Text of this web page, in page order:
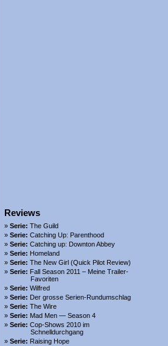
Reviews
Serie: The Guild
Serie: Catching Up: Parenthood
Serie: Catching up: Downton Abbey
Serie: Homeland
Serie: The New Girl (Quick Pilot Review)
Serie: Fall Season 2011 – Meine Trailer-
Favoriten
Serie: Wilfred
Serie: Der grosse Serien-Rundumschlag
Serie: The Wire
Serie: Mad Men — Season 4
Serie: Cop-Shows 2010 im
Schnelldurchgang
Serie: Raising Hope